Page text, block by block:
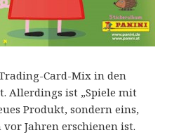
Card-Mix in den
Allerdings ist „Spiele mit
Produkt, sondern eins,
Jahren erschienen ist.